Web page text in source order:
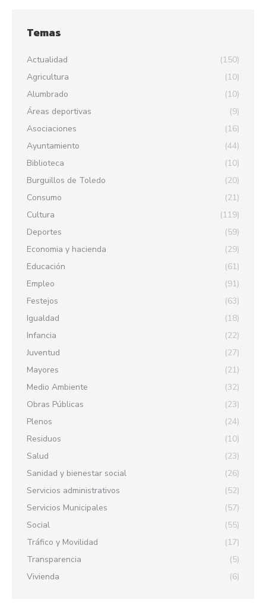
Temas
Actualidad
(150)
Agricultura
(10)
Alumbrado
(10)
Áreas deportivas
(9)
Asociaciones
(16)
Ayuntamiento
(44)
Biblioteca
(10)
Burguillos de Toledo
(20)
Consumo
(21)
Cultura
(119)
Deportes
(59)
Economia y hacienda
(29)
Educación
(61)
Empleo
(91)
Festejos
(63)
Igualdad
(18)
Infancia
(22)
Juventud
(27)
Mayores
(21)
Medio Ambiente
(32)
Obras Públicas
(23)
Plenos
(24)
Residuos
(10)
Salud
(23)
Sanidad y bienestar social
(26)
Servicios administrativos
(52)
Servicios Municipales
(57)
Social
(55)
Tráfico y Movilidad
(17)
Transparencia
(5)
Vivienda
(6)